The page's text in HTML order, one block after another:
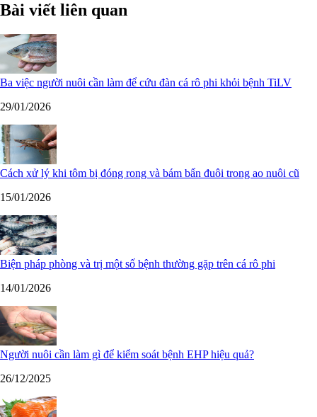
Bài viết liên quan
Ba việc người nuôi cần làm để cứu đàn cá rô phi khỏi bệnh TiLV
29/01/2026
Cách xử lý khi tôm bị đóng rong và bám bẩn đuôi trong ao nuôi cũ
15/01/2026
Biện pháp phòng và trị một số bệnh thường gặp trên cá rô phi
14/01/2026
Người nuôi cần làm gì để kiểm soát bệnh EHP hiệu quả?
26/12/2025